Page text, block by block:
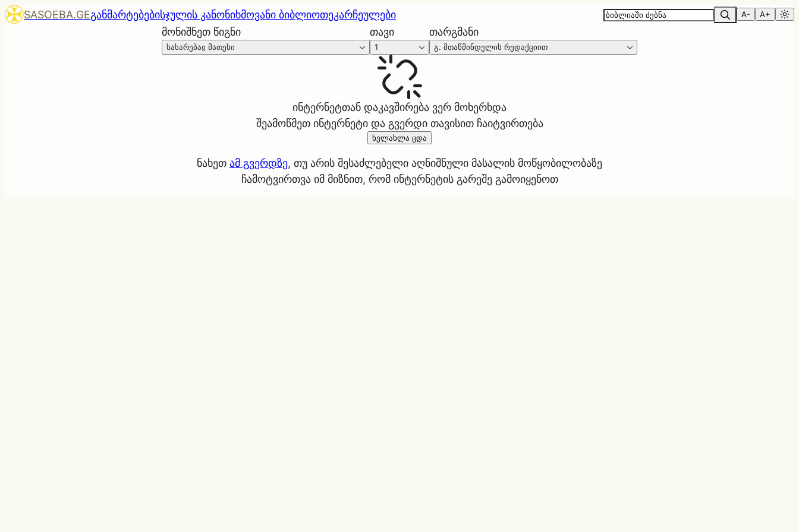
SASOEBA.GEგანმარტებებისჯულის კანონიხმოვანი ბიბლიოთეკარჩეულები A- A+
მონიშნეთ წიგნი
სახარებაჲ მათესი
თავი
1
თარგმანი
გ. მთაწმინდელის რედაქციით
ინტერნეტთან დაკავშირება ვერ მოხერხდა
შეამოწმეთ ინტერნეტი და გვერდი თავისით ჩაიტვირთება
ხელახლა ცდა
ნახეთ ამ გვერდზე, თუ არის შესაძლებელი აღნიშნული მასალის მოწყობილობაზე
ჩამოტვირთვა იმ მიზნით, რომ ინტერნეტის გარეშე გამოიყენოთ